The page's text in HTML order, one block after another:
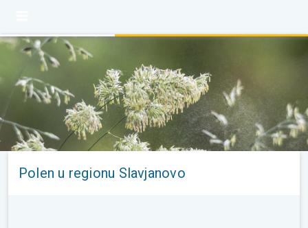
Polen u regionu Slavjanovo